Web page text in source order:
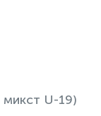
U-19)